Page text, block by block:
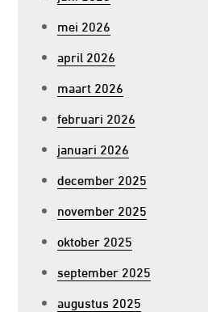
mei 2026
april 2026
maart 2026
februari 2026
januari 2026
december 2025
november 2025
oktober 2025
september 2025
augustus 2025